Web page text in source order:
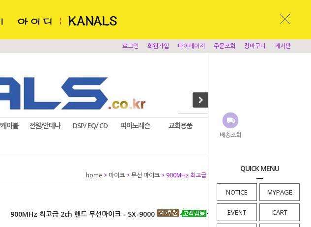
배송조회
QUICK MENU
NOTICE MYPAGE
EVENT CART
로그인 회원가입 마이페이지 주문조회 장바구니 게시판
이블 전원/안테나 DSP/ EQ/ CD 피아노레슨 교회용품 앰프시스템
home > 마이크 >무선 마이크 > 900MHz 최고급 2ch 핸드 무선마이크 - SX-9000
900MHz 최고급 2ch 핸드 무선마이크 - SX-9000